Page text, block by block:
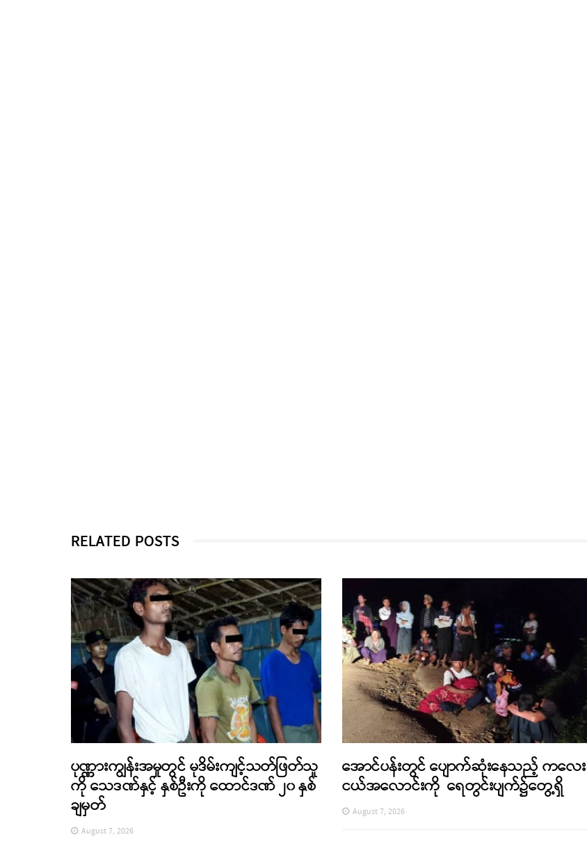
RELATED POSTS
ပုဏ္ဏားကျွန်းအမှုတွင် မုဒိမ်းကျင့်သတ်ဖြတ်သူ
ကို သေဒဏ်နှင့် နှစ်ဦးကို ထောင်ဒဏ် ၂၀ နှစ်
ချမှတ်
August 7, 2026
အောင်ပန်းတွင် ပျောက်ဆုံးနေသည့် ကလေး
ငယ်အလောင်းကို ရေတွင်းပျက်၌တွေ့ရှိ
August 7, 2026